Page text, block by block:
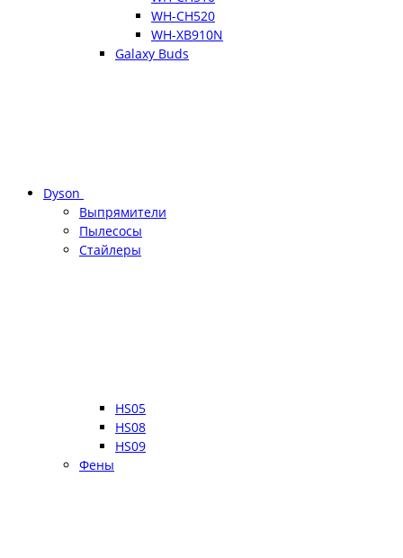
WH-CH520
WH-XB910N
Galaxy Buds
Dyson
Выпрямители
Пылесосы
Стайлеры
HS05
HS08
HS09
Фены